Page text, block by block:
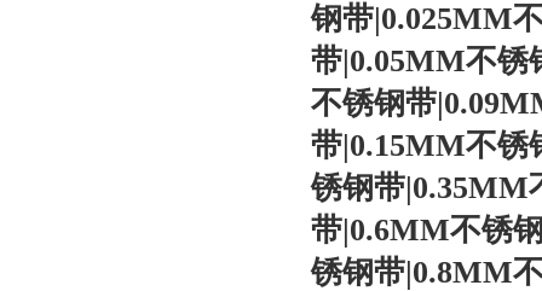
钢带|0.025MM
带|0.05MM不锈
不锈钢带
带|0.15MM不锈
锈钢带|0.35MM
带|0.6MM不锈
锈钢带|0.8MM